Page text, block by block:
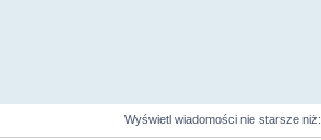
Wyświetl wiadomości nie starsze niż: